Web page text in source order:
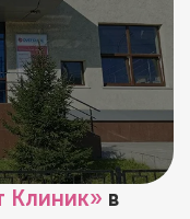
Клиник» в